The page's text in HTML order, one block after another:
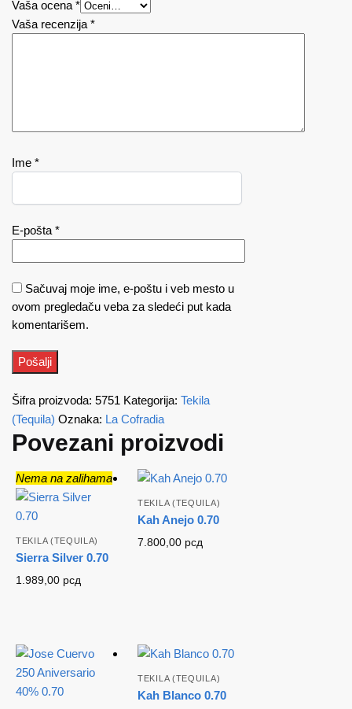
Vaša ocena *
Vaša recenzija *
Ime *
E-pošta *
Sačuvaj moje ime, e-poštu i veb mesto u
ovom pregledaču veba za sledeći put kada
komentarišem.
Šifra proizvoda: 5751 Kategorija: Tekila
(Tequila) Oznaka: La Cofradia
Povezani proizvodi
Nema na zalihama
TEKILA (TEQUILA)
Sierra Silver 0.70
1.989,00 рсд
TEKILA (TEQUILA)
Kah Anejo 0.70
7.800,00 рсд
TEKILA (TEQUILA)
Kah Blanco 0.70